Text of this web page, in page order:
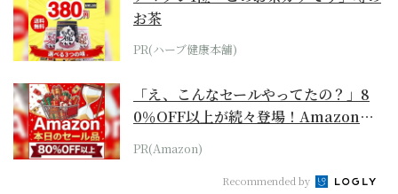
お茶
PR(ハーブ健康本舗)
「え、こんなセールやってたの？」8
0％OFF以上が続々登場！Amazonの
本気が...
PR(Amazon)
Recommended by